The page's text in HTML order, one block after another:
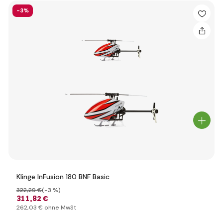
-3%
Klinge InFusion 180 BNF Basic
311,82 €
322,29 €(-3 %)
262,03 € ohne MwSt